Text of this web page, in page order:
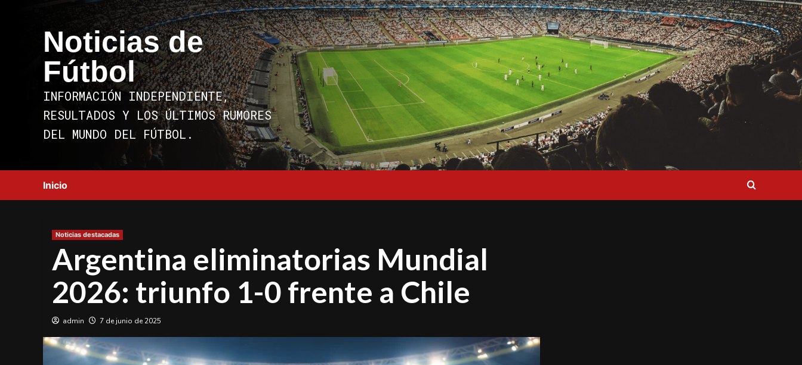
Noticias de
Fútbol
INFORMACIÓN INDEPENDIENTE,
RESULTADOS Y LOS ÚLTIMOS RUMORES
DEL MUNDO DEL FÚTBOL.
Inicio
Noticias destacadas
Argentina eliminatorias Mundial
2026: triunfo 1-0 frente a Chile
admin 7 de junio de 2025